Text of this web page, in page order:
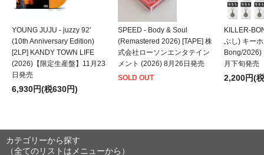
YOUNG JUJU - juzzy 92'
(10th Anniversary Edition)
[2LP] KANDY TOWN LIFE
(2026)【限定生産盤】11月23
日発売
6,930円(税630円)
SPEED - Body & Soul
(Remastered 2026) [TAPE] 株
式会社ローソンエンタテイン
メント (2026) 8月26日発売
SOLD OUT
KILLER-
ぶし) キー
Bong/2026)
月下旬発売
2,200円(
カテゴリーから探す
（全てのリストはメニューから）